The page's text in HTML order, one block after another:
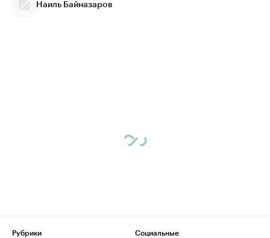
Наиль Байназаров
Рубрики
Социальные